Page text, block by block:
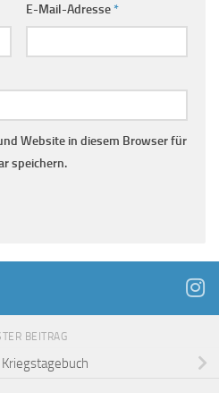
E-Mail-Adresse*
Website in diesem Browser für
speichern.
BEITRAG